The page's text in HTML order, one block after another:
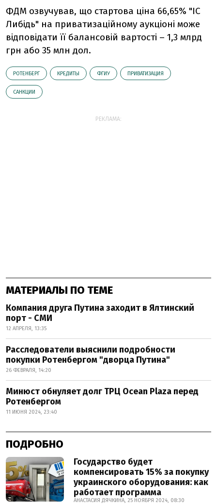
ФДМ озвучував, що стартова ціна 66,65% "ІС
Либідь" на приватизаційному аукціоні може
відповідати її балансовій вартості – 1,3 млрд
грн або 35 млн дол.
РОТЕНБЕРГ КРЕДИТЫ ФГИУ ПРИВАТИЗАЦИЯ
САНКЦИИ
РЕКЛАМА:
МАТЕРИАЛЫ ПО ТЕМЕ
Компания друга Путина заходит в Ялтинский
порт - СМИ
12 АПРЕЛЯ, 13:35
Расследователи выяснили подробности
покупки Ротенбергом "дворца Путина"
26 ФЕВРАЛЯ, 14:20
Минюст обнуляет долг ТРЦ Ocean Plaza перед
Ротенбергом
11 ИЮНЯ 2024, 23:40
ПОДРОБНО
Государство будет
компенсировать 15% за покупку
украинского оборудования: как
работает программа
АНАСТАСИЯ ДЯЧКИНА, 25 НОЯБРЯ 2024, 08:30